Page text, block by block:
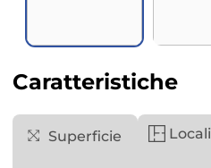
Caratteristiche
Superficie Locali